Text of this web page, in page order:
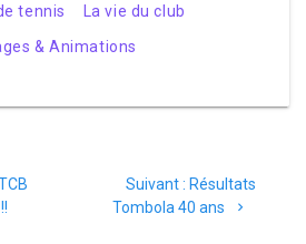
tennis
La vie du club
& Animations
Suivant : Article
suivant
Résultats
Tombola 40 ans